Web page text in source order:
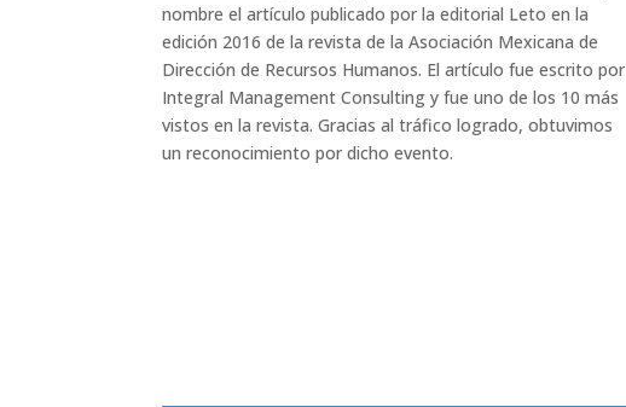
nombre el artículo publicado por la editorial Leto en la
edición 2016 de la revista de la Asociación Mexicana de
Dirección de Recursos Humanos. El artículo fue escrito por
Integral Management Consulting y fue uno de los 10 más
vistos en la revista. Gracias al tráfico logrado, obtuvimos
un reconocimiento por dicho evento.